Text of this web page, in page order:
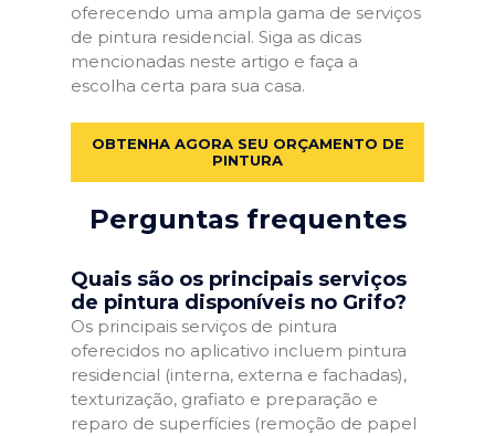
oferecendo uma ampla gama de serviços
de pintura residencial. Siga as dicas
mencionadas neste artigo e faça a
escolha certa para sua casa.
OBTENHA AGORA SEU ORÇAMENTO DE
PINTURA
Perguntas frequentes
Quais são os principais serviços
de pintura disponíveis no Grifo?
Os principais serviços de pintura
oferecidos no aplicativo incluem pintura
residencial (interna, externa e fachadas),
texturização, grafiato e preparação e
reparo de superfícies (remoção de papel